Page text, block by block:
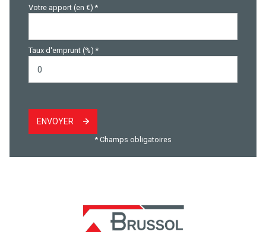
Votre apport (en €) *
Taux d'emprunt (%) *
ENVOYER
* Champs obligatoires